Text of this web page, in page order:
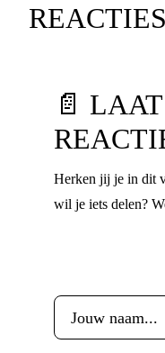
📄
Herken jij je in dit
wil je iets delen?